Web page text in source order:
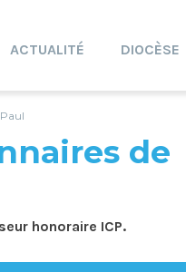
ACTUALITÉ DIOCÈSE
de
honoraire ICP.